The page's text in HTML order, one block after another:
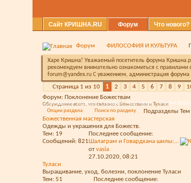
Сайт КРИШНА.RU Форум
Сообщения за день Справка Календарь Опции
Что нового?
Форум ФИЛОСОФИЯ И КУЛЬТУРА
Харе Кришна! Уважаемый посетитель форума
рекомендуем внимательно ознакомиться с
forum@yandex.ru С уважением, администрация
Страница 1 из 10 1 2 3 4 5 6 7 8 9
Форум: Поклонение Божествам
Обсуждение всего, что связано с Божествами и Туласи.
Опции раздела
Поиск по разделу Подразделы
Божественная мастерская
Одежды и украшения для Божеств.
Тем: 19
Сообщений: 821
Последнее сообщение:
Шалаграм и Говардхана шилы:...
от vasia
27.10.2020, 08:21
Туласи
Выращивание, уход, болезни, поклонение Туласи
Тем: 51
Последнее сообщение: